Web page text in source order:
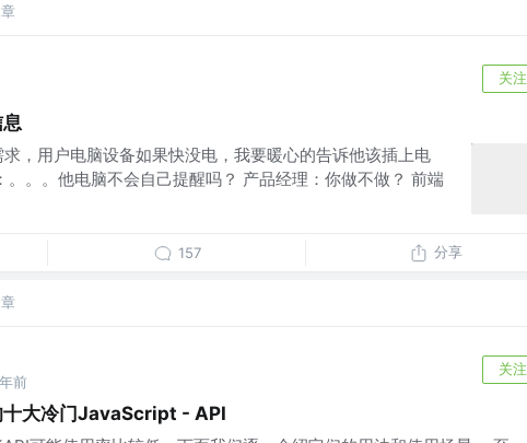
关注
，用户电脑设备如果快没电，我要暖心的告诉他该插上电
。。。他电脑不会自己提醒吗？ 产品经理：你做不做？ 前端
157 分享
前
关注
十大冷门JavaScript - API